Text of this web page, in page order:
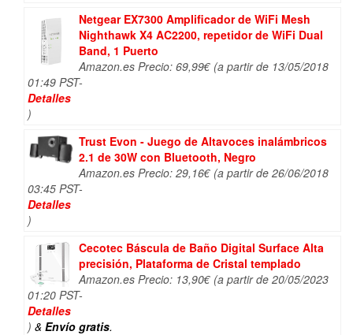
Netgear EX7300 Amplificador de WiFi Mesh
Nighthawk X4 AC2200, repetidor de WiFi Dual
Band, 1 Puerto
Amazon.es Precio: 69,99€ (a partir de 13/05/2018
01:49 PST-
Detalles
)
Trust Evon - Juego de Altavoces inalámbricos
2.1 de 30W con Bluetooth, Negro
Amazon.es Precio: 29,16€ (a partir de 26/06/2018
03:45 PST-
Detalles
)
Cecotec Báscula de Baño Digital Surface Alta
precisión, Plataforma de Cristal templado
Amazon.es Precio: 13,90€ (a partir de 20/05/2023
01:20 PST-
Detalles
) & Envío gratis.